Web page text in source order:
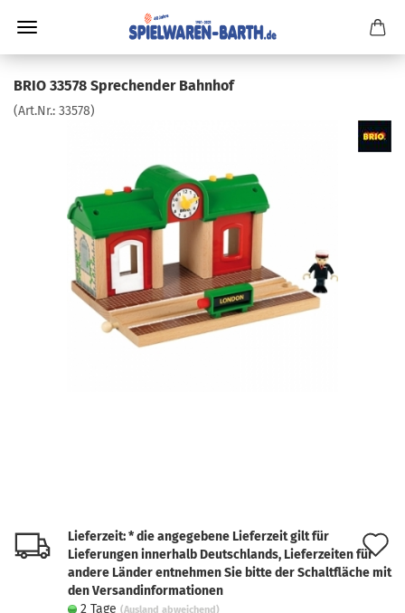
BRIO 33578 Sprechender Bahnhof
(Art.Nr.: 33578)
Lieferzeit: * die angegebene Lieferzeit gilt für
Lieferungen innerhalb Deutschlands, Lieferzeiten für
andere Länder entnehmen Sie bitte der Schaltfläche mit
den Versandinformationen
2 Tage (Ausland abweichend)